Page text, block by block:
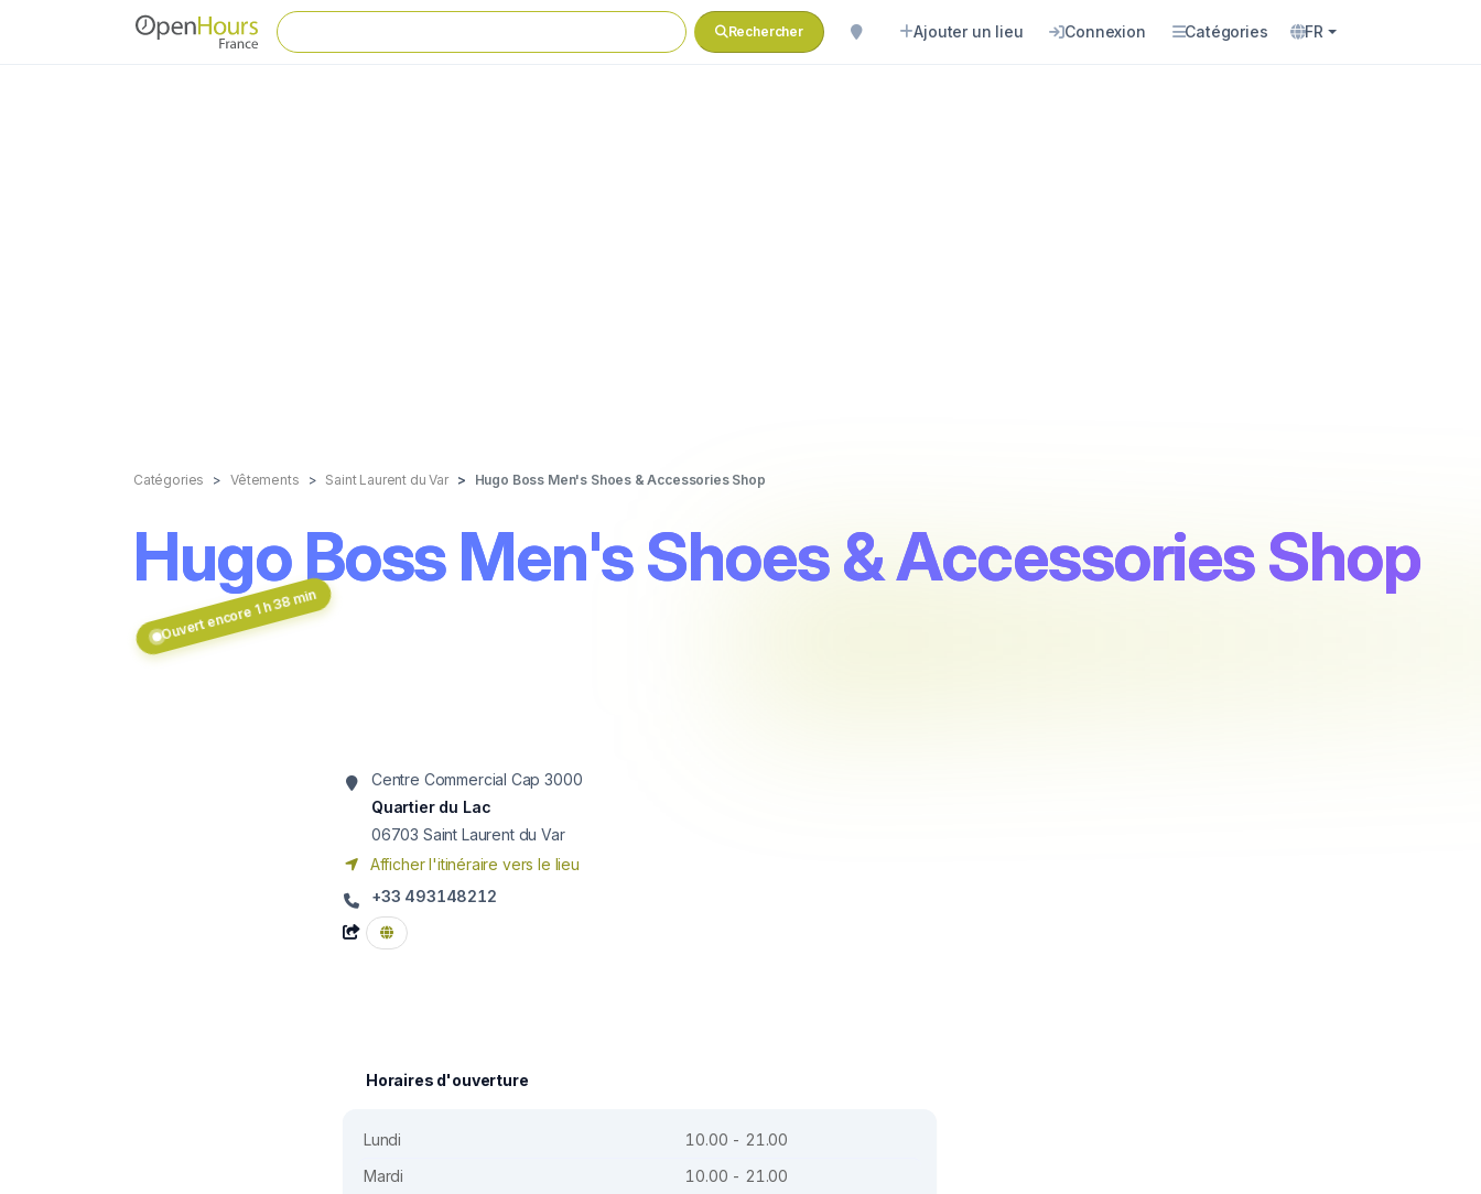
Rechercher Ajouter un lieu Connexion Catégories FR
Catégories Vêtements Saint Laurent du Var Hugo Boss Men's Shoes & Accessories Shop
Hugo Boss Men's Shoes & Accessories Shop
Ouvert encore 1 h 38 min
Centre Commercial Cap 3000
Quartier du Lac
06703 Saint Laurent du Var
Afficher l'itinéraire vers le lieu
+33 493148212
Horaires d'ouverture
Lundi
10.00 - 21.00
Mardi
10.00 - 21.00